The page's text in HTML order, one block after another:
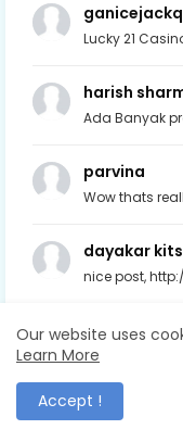
Lucky 21
harish
Ada Banyak
parvina
Wow thats
dayakar kits
nice post,
TUTORSHIP VISTA
Our website uses
Learn More
Accept !